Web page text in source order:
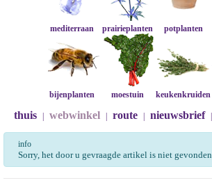
mediterraan prairieplanten potplanten
bijenplanten moestuin keukenkruiden
thuis webwinkel route nieuwsbrief
info
Sorry, het door u gevraagde artikel is niet gevonden